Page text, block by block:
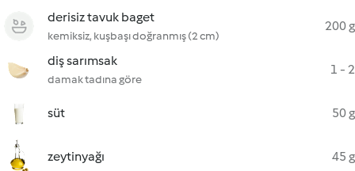
derisiz tavuk baget
kemiksiz, kuşbaşı doğranmış (2 cm)
200 g
diş sarımsak
damak tadına göre
1 - 2
süt 50 g
zeytinyağı 45 g